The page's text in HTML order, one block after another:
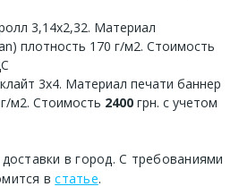
3,14х2,32. Материал
плотность 170 г/м2. Стоимость
3х4. Материал печати баннер
м2. Стоимость 2400 грн. с учетом
в город. С требованиями
встатье.